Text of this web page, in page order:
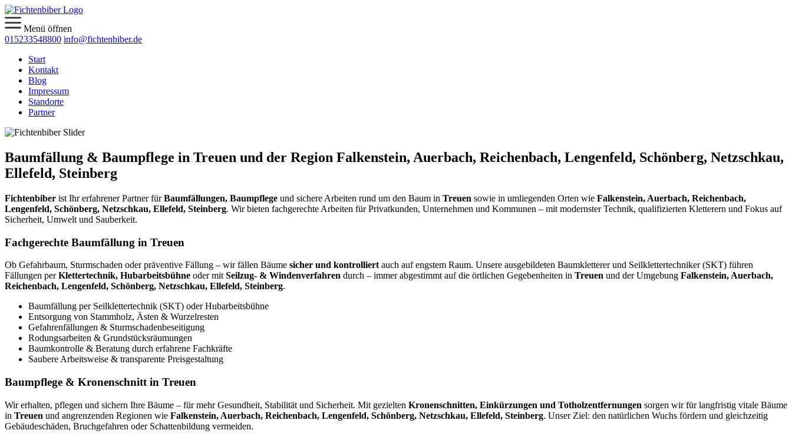
Menü öffnen
015233548800 info@fichtenbiber.de
Start
Kontakt
Blog
Impressum
Standorte
Partner
Baumfällung & Baumpflege in Treuen und der Region Falkenstein, Auerbach, Reichenbach, Lengenfeld, Schönberg, Netzschkau,
Ellefeld, Steinberg
Fichtenbiber ist Ihr erfahrener Partner fürBaumfällungen, Baumpflege und sichere Arbeiten rund um den Baum in Treuen sowie in umliegenden Orten wie Falkenstein, Auerbach, Reichenbach,
Lengenfeld, Schönberg, Netzschkau, Ellefeld, Steinberg. Wir bieten fachgerechte Arbeiten für Privatkunden, Unternehmen und Kommunen – mit modernster Technik, qualifizierten Kletterern und Fokus auf
Sicherheit, Umwelt und Sauberkeit.
Fachgerechte Baumfällung in Treuen
Ob Gefahrbaum, Sturmschaden oder präventive Fällung – wir fällen Bäume sicher und kontrolliert auch auf engstem Raum. Unsere ausgebildeten Baumkletterer und Seilklettertechniker (SKT) führen
Fällungen perKlettertechnik, Hubarbeitsbühne oder mit Seilzug- & Windenverfahren durch – immer abgestimmt auf die örtlichen Gegebenheiten in Treuen und der Umgebung Falkenstein, Auerbach,
Reichenbach, Lengenfeld, Schönberg, Netzschkau, Ellefeld, Steinberg.
Baumfällung per Seilklettertechnik (SKT) oder Hubarbeitsbühne
Entsorgung von Stammholz, Ästen & Wurzelresten
Gefahrenfällungen & Sturmschadenbeseitigung
Rodungsarbeiten & Grundstücksräumungen
Baumkontrolle & Beratung durch erfahrene Fachkräfte
Saubere Arbeitsweise & transparente Preisgestaltung
Baumpflege & Kronenschnitt in Treuen
Wir erhalten, pflegen und sichern Ihre Bäume – für mehr Gesundheit, Stabilität und Sicherheit. Mit gezielten Kronenschnitten, Einkürzungen und Totholzentfernungen sorgen wir für langfristig vitale Bäume
in Treuen und angrenzenden Regionen wie Falkenstein, Auerbach, Reichenbach, Lengenfeld, Schönberg, Netzschkau, Ellefeld, Steinberg. Unser Ziel: den natürlichen Wuchs fördern und gleichzeitig
Gebäudeschäden, Bruchgefahren oder Schattenbildung vermeiden.